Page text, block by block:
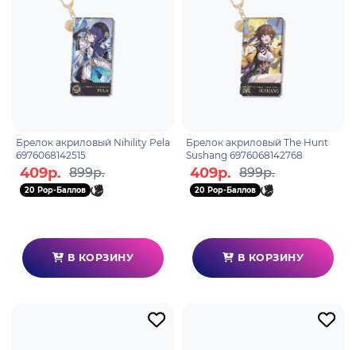
Брелок акриловый Nihility Pela
6976068142515
409р. 899р.
20 Pop-Баллов
В КОРЗИНУ
Брелок акриловый The Hunt
Sushang 6976068142768
409р. 899р.
20 Pop-Баллов
В КОРЗИНУ